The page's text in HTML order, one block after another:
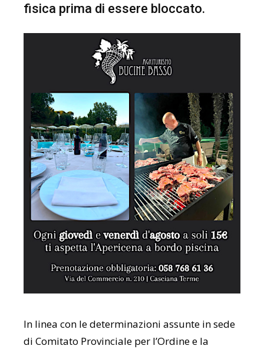
fisica prima di essere bloccato.
In linea con le determinazioni assunte in sede
di Comitato Provinciale per l’Ordine e la